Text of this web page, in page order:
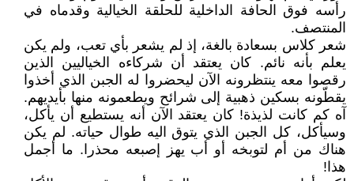
رأسه فوق الحافة الداخلية للحلقة الخيالية وقدماه في
المنتصف.
شعر كلاس بسعادة بالغة، إذ لم يشعر بأي تعب، ولم يكن
يعلم بأنه نائم. كان يعتقد أن شركاءه الخياليين الذين
رقصوا معه ينتظرونه الآن ليحضروا له الجبن الذي أخذوا
يقطّونه بسكين ذهبية إلى شرائح ويطعمونه منها بأيديهم.
آه كم كانت لذيذة! كان يعتقد الآن أنه يستطيع أن يأكل،
وسيأكل، كل الجبن الذي يتوق اليه طوال حياته. لم يكن
هناك من أم لتوبخه أو أب يهز إصبعه محذرا. ما أجمل
هذا!